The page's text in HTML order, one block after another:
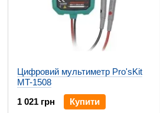
Цифровий мультиметр Pro'sKit
MT-1508
1 021 грн
Купити